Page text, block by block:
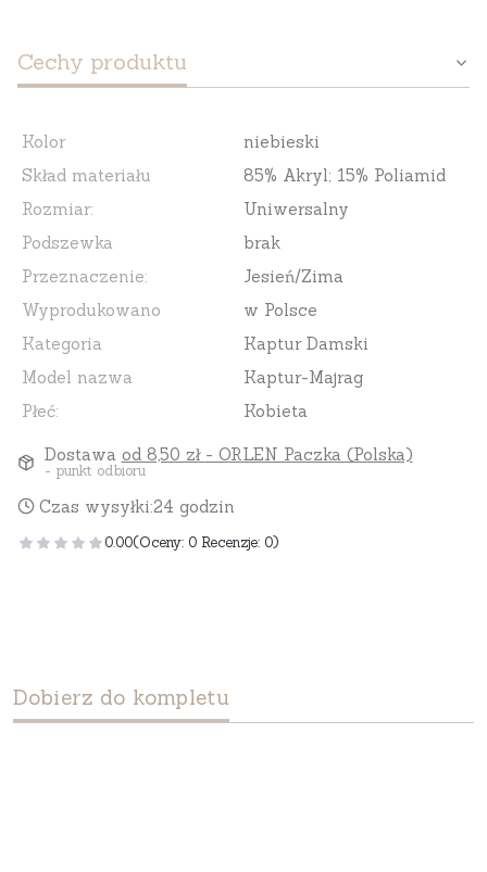
Cechy produktu
Kolor
niebieski
Skład materiału
85% Akryl; 15% Poliamid
Rozmiar:
Uniwersalny
Podszewka
brak
Przeznaczenie:
Jesień/Zima
Wyprodukowano
w Polsce
Kategoria
Kaptur Damski
Model nazwa
Kaptur-Majrag
Płeć:
Kobieta
Dostawa od 8,50 zł - ORLEN Paczka (Polska)
- punkt odbioru
Czas wysyłki:24 godzin
0.00(Oceny: 0 Recenzje: 0)
Dobierz do kompletu